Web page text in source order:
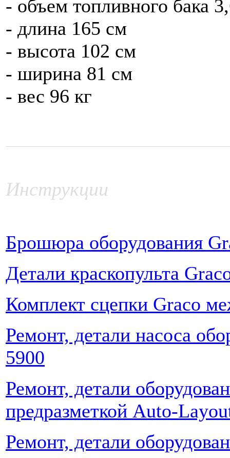
- объем топливного бака
- длина 165 см
- высота 102 см
- ширина 81 см
- вес 96 кг
Инструкции
Брошюра оборудования
Детали краскопульта
Комплект сцепки Graco
Ремонт, детали насоса
5900
Ремонт, детали
предразметкой Auto-
Ремонт, детали